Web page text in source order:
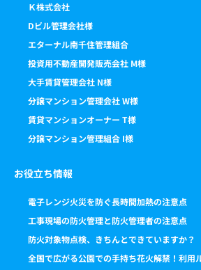
Ｋ株式会社
Dビル管理会社様
エターナル南千住管理組合
投資用不動産開発販売会社 M様
大手賃貸管理会社 N様
分譲マンション管理会社 W様
賃貸マンションオーナー T様
分譲マンション管理組合 I様
お役立ち情報
電子レンジ火災を防ぐ長時間加熱の注意点
工事現場の防火管理と防火管理者の注意点
防火対象物点検、きちんとできていますか？
全国で広がる公園での手持ち花火解禁！利用